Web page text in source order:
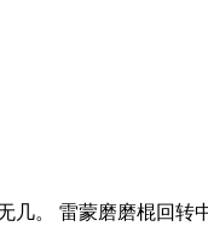
。 雷蒙磨磨棍回